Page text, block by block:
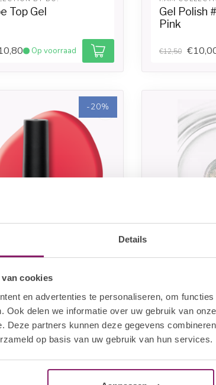
Details
cookies
en advertenties te personaliseren, om
Ook delen we informatie over uw gebruik van
Deze partners kunnen deze gegevens
op basis van uw gebruik van hun services.
Top Gel
Op voorraad
Gel Polish
Pink
€12,50
-20%
Op voorraad €21,80 €15,26
-20%